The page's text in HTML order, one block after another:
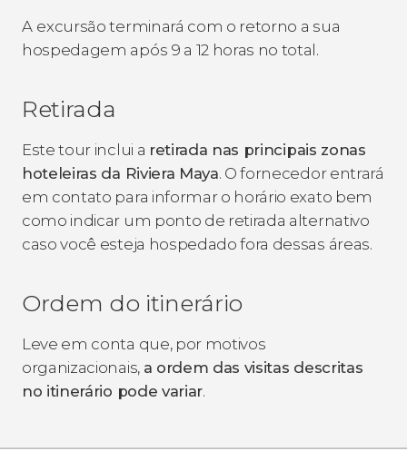
A excursão terminará com o retorno a sua
hospedagem após 9 a 12 horas no total.
Retirada
Este tour inclui a retirada nas principais zonas
hoteleiras da Riviera Maya. O fornecedor entrará
em contato para informar o horário exato bem
como indicar um ponto de retirada alternativo
caso você esteja hospedado fora dessas áreas.
Ordem do itinerário
Leve em conta que, por motivos
organizacionais, a ordem das visitas descritas
no itinerário pode variar.